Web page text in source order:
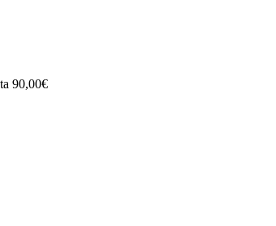
90,00€